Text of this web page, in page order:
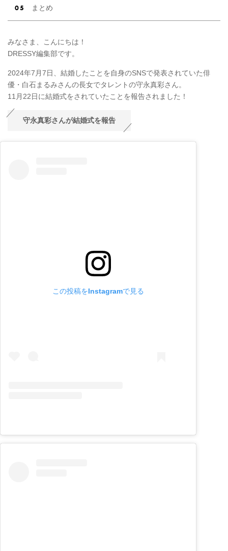
まとめ
みなさま、こんにちは！
DRESSY編集部です。
2024年7月7日、結婚したことを自身のSNSで発表されていた俳
優・白石まるみさんの長女でタレントの守永真彩さん。
11月22日に結婚式をされていたことを報告されました！
守永真彩さんが結婚式を報告
この投稿をInstagramで見る